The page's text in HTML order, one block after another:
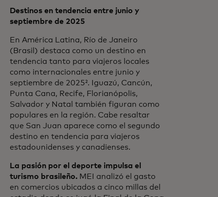
Destinos en tendencia entre junio y
septiembre de 2025
En América Latina, Río de Janeiro
(Brasil) destaca como un destino en
tendencia tanto para viajeros locales
como internacionales entre junio y
septiembre de 2025². Iguazú, Cancún,
Punta Cana, Recife, Florianópolis,
Salvador y Natal también figuran como
populares en la región. Cabe resaltar
que San Juan aparece como el segundo
destino en tendencia para viajeros
estadounidenses y canadienses.
La pasión por el deporte impulsa el
turismo brasileño. MEI analizó el gasto
en comercios ubicados a cinco millas del